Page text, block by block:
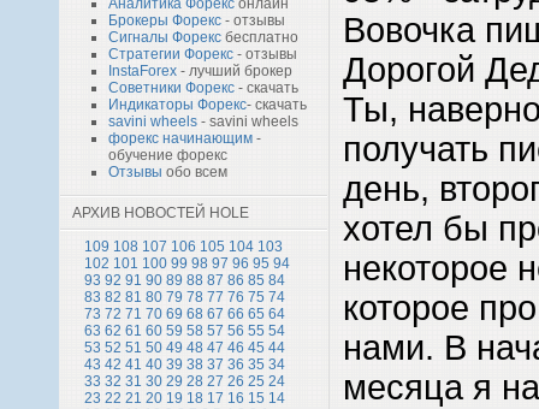
Аналитика Форекс онлайн
Брокеры Форекс - отзывы
Сигналы Форекс бесплатно
Стратегии Форекс - отзывы
InstaForex - лучший брокер
Советники Форекс - скачать
Индикаторы Форекс- скачать
savini wheels - savini wheels
форекс начинающим -
обучение форекс
Отзывы обо всем
АРХИВ НОВОСТЕЙ HOLE
109 108 107 106 105 104 103
102 101 100 99 98 97 96 95 94
93 92 91 90 89 88 87 86 85 84
83 82 81 80 79 78 77 76 75 74
73 72 71 70 69 68 67 66 65 64
63 62 61 60 59 58 57 56 55 54
53 52 51 50 49 48 47 46 45 44
43 42 41 40 39 38 37 36 35 34
33 32 31 30 29 28 27 26 25 24
23 22 21 20 19 18 17 16 15 14
Вовочка
Дорогой
Ты,
получать
день,
хотел бы
некоторое
которое
нами. В
месяца я